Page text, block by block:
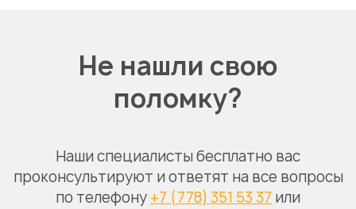
Не нашли свою
поломку?
Наши специалисты бесплатно вас
проконсультируют и ответят на все вопросы
по телефону +7 (778) 351 53 37 или